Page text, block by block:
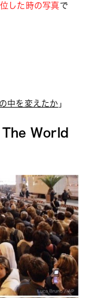
した時の写真 で
中を変えたか 」
World